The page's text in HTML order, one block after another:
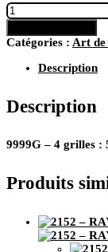
quantité
de
9999G
-
53x66
-
-
53x32
Catégories : Art de
Description
Description
9999G – 4 grilles :
Produits